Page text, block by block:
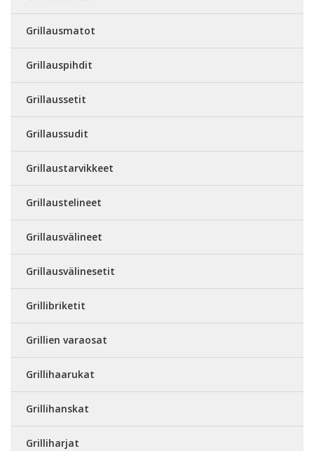
Grillausmatot
Grillauspihdit
Grillaussetit
Grillaussudit
Grillaustarvikkeet
Grillaustelineet
Grillausvälineet
Grillausvälinesetit
Grillibriketit
Grillien varaosat
Grillihaarukat
Grillihanskat
Grilliharjat